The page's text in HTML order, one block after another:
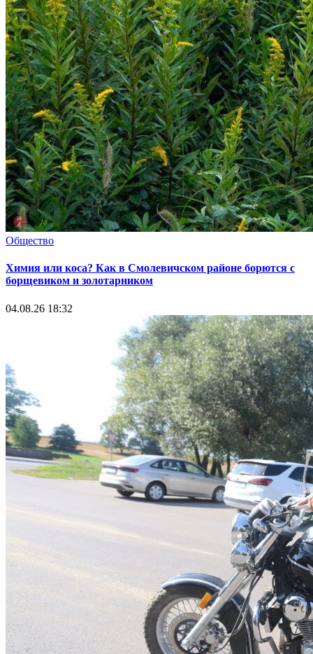
Общество
Химия или коса? Как в Смолевичском районе борются с
борщевиком и золотарником
04.08.26 18:32